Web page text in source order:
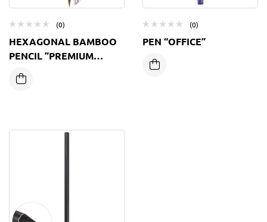
(0)
HEXAGONAL BAMBOO
PENCIL ”PREMIUM
HOTEL”
(0)
PEN “OFFICE”